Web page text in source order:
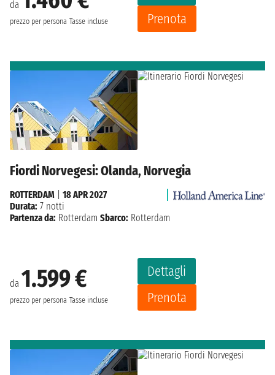
da
prezzo per persona Tasse incluse
Prenota
Fiordi Norvegesi: Olanda, Norvegia
da 1.599 €
prezzo per persona Tasse incluse
Dettagli
Prenota
ROTTERDAM
18 APR 2027
Durata: 7 notti
Partenza da: Rotterdam Sbarco: Rotterdam